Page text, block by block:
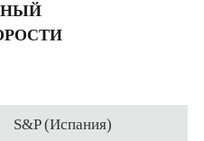
S&P (Испания)